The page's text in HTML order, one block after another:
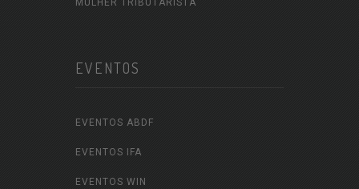
MULHER TRIBUTARISTA
EVENTOS
EVENTOS ABDF
EVENTOS IFA
EVENTOS WIN